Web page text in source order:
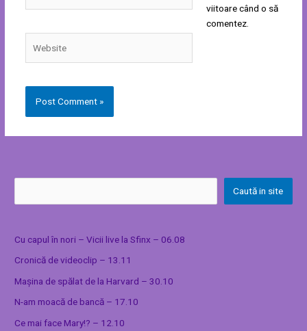
viitoare când o să
comentez.
Caută in site
Cu capul în nori – Vicii live la Sfinx – 06.08
Cronică de videoclip – 13.11
Mașina de spălat de la Harvard – 30.10
N-am moacă de bancă – 17.10
Ce mai face Mary!? – 12.10